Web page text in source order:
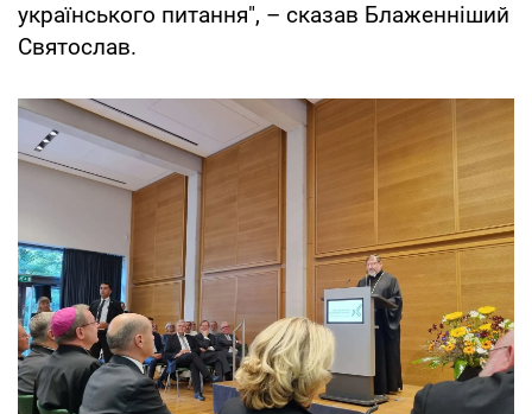
українського питання", – сказав Блаженніший
Святослав.